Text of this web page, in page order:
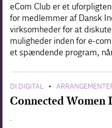
eCom Club er et
for medlemmer af Dansk
virksomheder for at
muligheder inden for e-
et spændende program,
DI DIGITAL •
Connected Women
.